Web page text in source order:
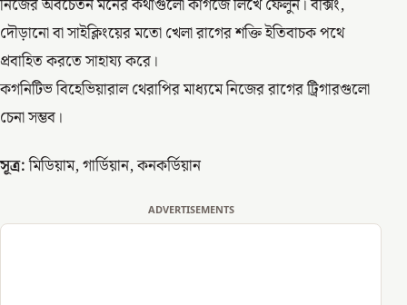
নিজের অবচেতন মনের কথাগুলো কাগজে লিখে ফেলুন। বক্সিং,
দৌড়ানো বা সাইক্লিংয়ের মতো খেলা রাগের শক্তি ইতিবাচক পথে
প্রবাহিত করতে সাহায্য করে।
কগনিটিভ বিহেভিয়ারাল থেরাপির মাধ্যমে নিজের রাগের ট্রিগারগুলো
চেনা সম্ভব।
সূত্র:মিডিয়াম, গার্ডিয়ান, কনকর্ডিয়ান
ADVERTISEMENTS